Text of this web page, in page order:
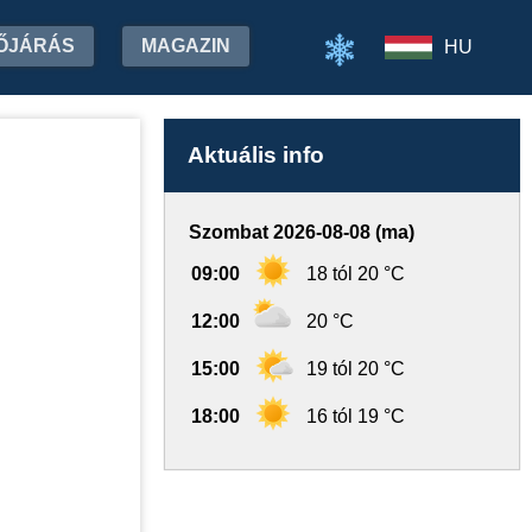
MAGAZIN HU
Aktuális info
Szombat 2026-08-08 (ma)
09:00 18 tól 20 °C
12:00 20 °C
15:00 19 tól 20 °C
18:00 16 tól 19 °C